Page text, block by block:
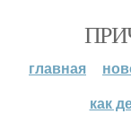
главная
как